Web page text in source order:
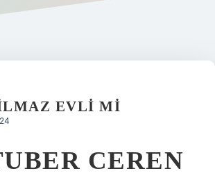
EVLI MI
CEREN